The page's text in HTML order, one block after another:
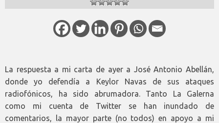
La respuesta a mi carta de ayer a José Antonio Abellán,
donde yo defendía a Keylor Navas de sus ataques
radiofónicos, ha sido abrumadora. Tanto La Galerna
como mi cuenta de Twitter se han inundado de
comentarios, la mayor parte (no todos) en apoyo a mi